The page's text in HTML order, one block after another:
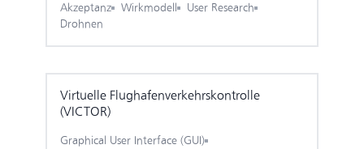
Akzeptanz Wirkmodell
User Research
Drohnen
Virtuelle Flug­hafen­verkehrs­kontrolle
(VICTOR)
Graphical User Interface (GUI)